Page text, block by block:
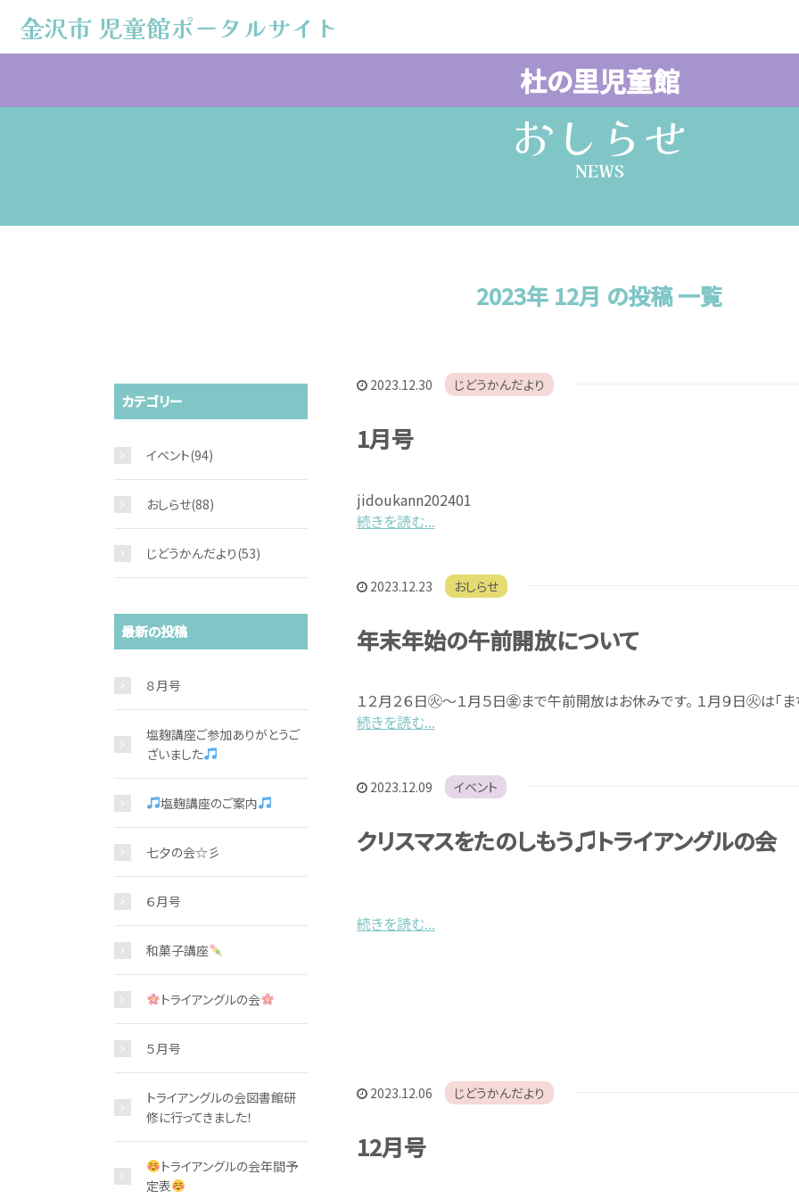
金沢市 児童館ポータルサイト
金沢市 児童館ポータルサイト
おしらせ
NEWS
2023年 12月 の投稿 一覧
2023.12.30 じどうかんだより
1月号
jidoukann202401
続きを読む...
2023.12.23 おしらせ
年末年始の午前開放について
１２月２６日㊋～１月５日㊎まで午前開放はお休みです。 １月９日㊋は「
続きを読む...
2023.12.09 イベント
クリスマスをたのしもう♫トライアングルの会
続きを読む...
2023.12.06 じどうかんだより
12月号
カテゴリー
イベント(94)
おしらせ(88)
じどうかんだより(53)
最新の投稿
８月号
塩麹講座ご参加ありがとうご
ざいました
塩麹講座のご案内
七夕の会☆彡
６月号
和菓子講座
トライアングルの会
５月号
トライアングルの会図書館研
修に行ってきました！
トライアングルの会年間予
定表
杜の里児童館